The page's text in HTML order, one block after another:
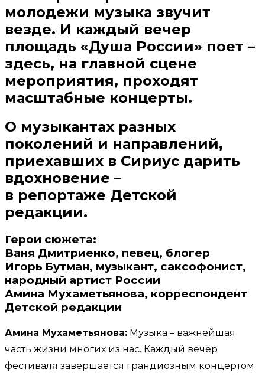
молодежи музыка звучит
везде. И каждый вечер
площадь «Душа России» поет –
здесь, на главной сцене
мероприятия, проходят
масштабные концерты.
О музыкантах разных
поколений и направлений,
приехавших в Сириус дарить
вдохновение –
в репортаже Детской
редакции.
Герои сюжета:
Ваня Дмитриенко, певец, блогер
Игорь Бутман, музыкант, саксофонист,
народный артист России
Амина Мухаметьянова, корреспондент
Детской редакции
Амина Мухаметьянова: Музыка – важнейшая
часть жизни многих из нас. Каждый вечер
фестиваля завершается грандиозным концертом